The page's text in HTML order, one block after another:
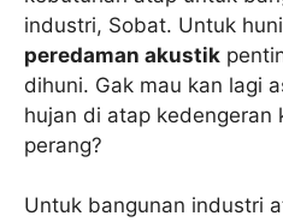
industri, Sobat. Untuk
peredaman akustik
dihuni. Gak mau kan lagi
hujan di atap kedengeran
perang?
Untuk bangunan industri